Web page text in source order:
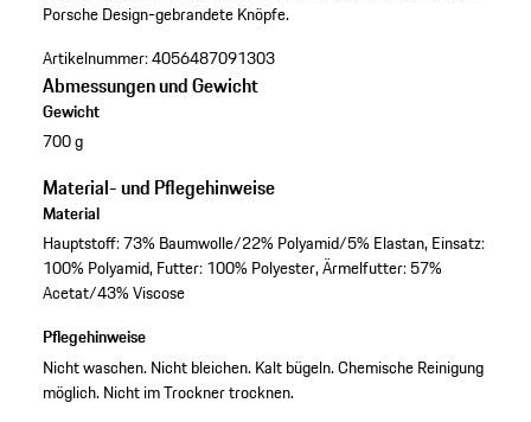
Porsche Design-gebrandete Knöpfe.
Artikelnummer:4056487091303
Abmessungen und Gewicht
Gewicht
700 g
Material- und Pflegehinweise
Material
Hauptstoff: 73% Baumwolle/22% Polyamid/5% Elastan, Einsatz:
100% Polyamid, Futter: 100% Polyester, Ärmelfutter: 57%
Acetat/43% Viscose
Pflegehinweise
Nicht waschen. Nicht bleichen. Kalt bügeln. Chemische Reinigung
möglich. Nicht im Trockner trocknen.